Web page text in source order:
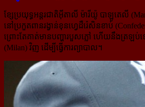
ខ្សែប្រយុទ្ធអន្តរជាតិអ៊ីតាលី ម៉ារីយ៉ូ បាឡូតេលី
នៅប្រកួតពានរង្វាន់ខុនហ្វេដឺរ៉េសិនខាប់
ព្រោះតែគាត់មានបញ្ហារបួសភ្លៅ ហើយនឹងត្រឡប់
(Milan) វិញ ដើម្បីធ្វើការព្យាបាល។